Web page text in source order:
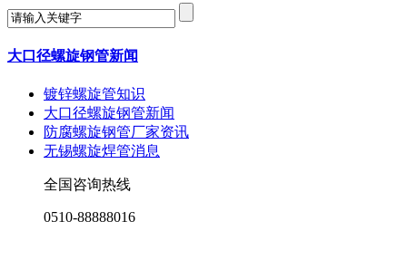
大口径螺旋钢管新闻
镀锌螺旋管知识
大口径螺旋钢管新闻
防腐螺旋钢管厂家资讯
无锡螺旋焊管消息
全国咨询热线
0510-88888016